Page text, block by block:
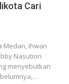
Cari
Medan, Ihwan
Nasution
menyebutkan